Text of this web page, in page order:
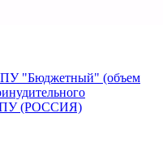
"Бюджетный" (объем
(РОССИЯ)